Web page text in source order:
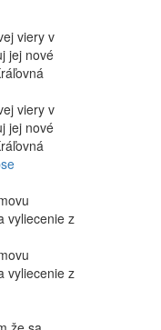
viery v
jej nové
viery v
jej nové
vyliecenie z
vyliecenie z